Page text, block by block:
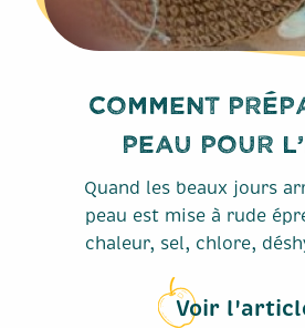
Comment
peau pour
Quand les beaux jours
peau est mise à rude
chaleur, sel, chlore,
Voir